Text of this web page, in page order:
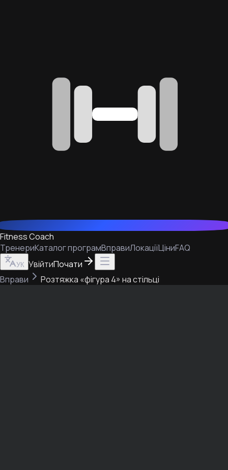
Fitness Coach
ТренериКаталог програмВправиЛокаціїЦіниFAQ
УК УвійтиПочати
Вправи
Розтяжка «фігура 4» на стільці